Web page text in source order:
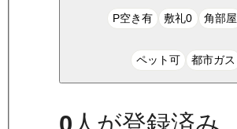
P空き有 敷礼0 角部屋
ペット可 都市ガス